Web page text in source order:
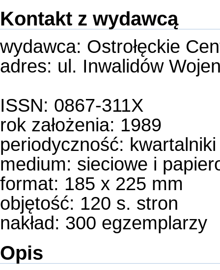
Kontakt z wydawcą
wydawca: Ostrołęckie
adres: ul. Inwalidów
ISSN: 0867-311X
rok założenia: 1989
periodyczność: kwartalniki
medium: sieciowe i
format: 185 x 225 mm
objętość: 120 s. stron
nakład: 300 egzemplarzy
Opis